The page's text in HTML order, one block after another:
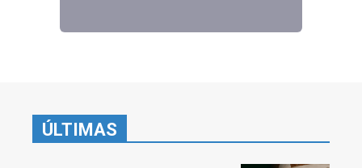
ÚLTIMAS